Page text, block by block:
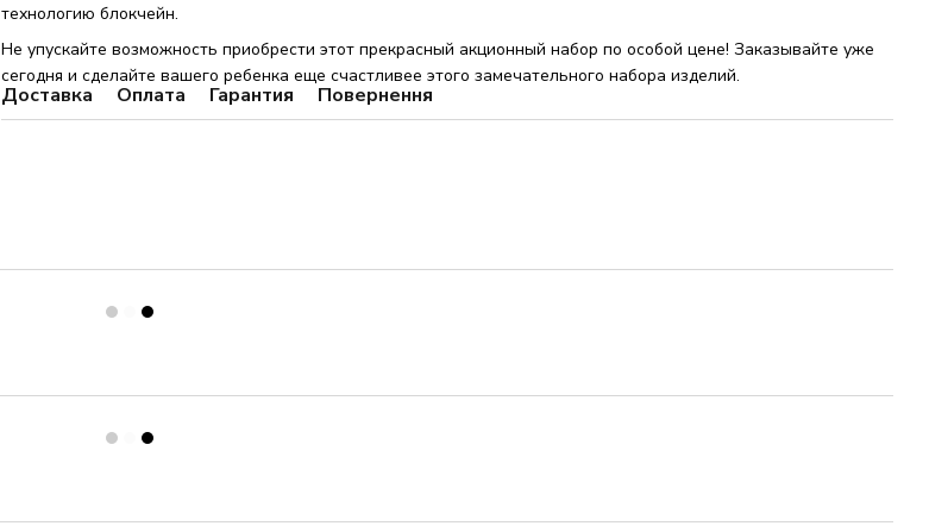
технологию блокчейн.
Не упускайте возможность приобрести этот прекрасный акционный набор по особой цене! Заказывайте уже
сегодня и сделайте вашего ребенка еще счастливее этого замечательного набора изделий.
Доставка Оплата Гарантия Повернення